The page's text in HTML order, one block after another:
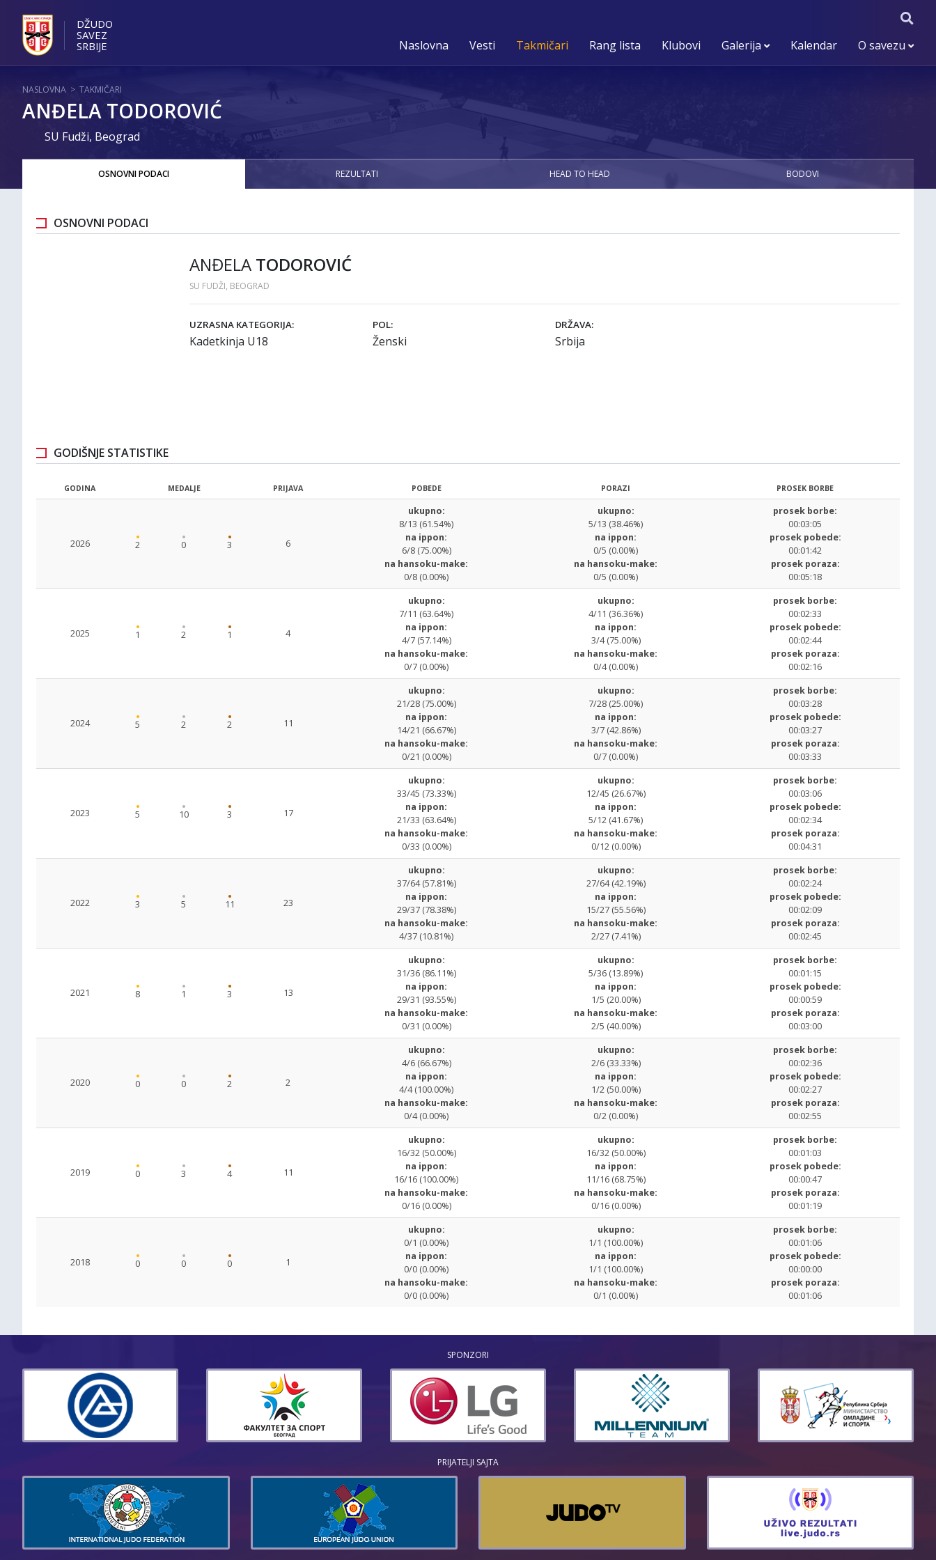
DŽUDO
SAVEZ
SRBIJE
Naslovna Vesti Takmičari Rang lista Klubovi Galerija Kalendar O savezu
NASLOVNA > TAKMIČARI
ANĐELA TODOROVIĆ
SU Fudži, Beograd
OSNOVNI PODACI REZULTATI HEAD TO HEAD BODOVI
OSNOVNI PODACI
ANĐELA TODOROVIĆ
SU FUDŽI, BEOGRAD
UZRASNA KATEGORIJA:
Kadetkinja U18
POL:
Ženski
DRŽAVA:
Srbija
GODIŠNJE STATISTIKE
GODINA MEDALJE PRIJAVA POBEDE PORAZI PROSEK BORBE
2026 2 0 3 6
ukupno:
8/13 (61.54%)
na ippon:
6/8 (75.00%)
na hansoku-make:
0/8 (0.00%)
ukupno:
5/13 (38.46%)
na ippon:
0/5 (0.00%)
na hansoku-make:
0/5 (0.00%)
prosek borbe:
00:03:05
prosek pobede:
00:01:42
prosek poraza:
00:05:18
2025 1 2 1 4
ukupno:
7/11 (63.64%)
na ippon:
4/7 (57.14%)
na hansoku-make:
0/7 (0.00%)
ukupno:
4/11 (36.36%)
na ippon:
3/4 (75.00%)
na hansoku-make:
0/4 (0.00%)
prosek borbe:
00:02:33
prosek pobede:
00:02:44
prosek poraza:
00:02:16
2024 5 2 2 11
ukupno:
21/28 (75.00%)
na ippon:
14/21 (66.67%)
na hansoku-make:
0/21 (0.00%)
ukupno:
7/28 (25.00%)
na ippon:
3/7 (42.86%)
na hansoku-make:
0/7 (0.00%)
prosek borbe:
00:03:28
prosek pobede:
00:03:27
prosek poraza:
00:03:33
2023 5 10 3 17
ukupno:
33/45 (73.33%)
na ippon:
21/33 (63.64%)
na hansoku-make:
0/33 (0.00%)
ukupno:
12/45 (26.67%)
na ippon:
5/12 (41.67%)
na hansoku-make:
0/12 (0.00%)
prosek borbe:
00:03:06
prosek pobede:
00:02:34
prosek poraza:
00:04:31
2022 3 5 11 23
ukupno:
37/64 (57.81%)
na ippon:
29/37 (78.38%)
na hansoku-make:
4/37 (10.81%)
ukupno:
27/64 (42.19%)
na ippon:
15/27 (55.56%)
na hansoku-make:
2/27 (7.41%)
prosek borbe:
00:02:24
prosek pobede:
00:02:09
prosek poraza:
00:02:45
2021 8 1 3 13
ukupno:
31/36 (86.11%)
na ippon:
29/31 (93.55%)
na hansoku-make:
0/31 (0.00%)
ukupno:
5/36 (13.89%)
na ippon:
1/5 (20.00%)
na hansoku-make:
2/5 (40.00%)
prosek borbe:
00:01:15
prosek pobede:
00:00:59
prosek poraza:
00:03:00
2020 0 0 2 2
ukupno:
4/6 (66.67%)
na ippon:
4/4 (100.00%)
na hansoku-make:
0/4 (0.00%)
ukupno:
2/6 (33.33%)
na ippon:
1/2 (50.00%)
na hansoku-make:
0/2 (0.00%)
prosek borbe:
00:02:36
prosek pobede:
00:02:27
prosek poraza:
00:02:55
2019 0 3 4 11
ukupno:
16/32 (50.00%)
na ippon:
16/16 (100.00%)
na hansoku-make:
0/16 (0.00%)
ukupno:
16/32 (50.00%)
na ippon:
11/16 (68.75%)
na hansoku-make:
0/16 (0.00%)
prosek borbe:
00:01:03
prosek pobede:
00:00:47
prosek poraza:
00:01:19
2018 0 0 0 1
ukupno:
0/1 (0.00%)
na ippon:
0/0 (0.00%)
na hansoku-make:
0/0 (0.00%)
ukupno:
1/1 (100.00%)
na ippon:
1/1 (100.00%)
na hansoku-make:
0/1 (0.00%)
prosek borbe:
00:01:06
prosek pobede:
00:00:00
prosek poraza:
00:01:06
SPONZORI
PRIJATELJI SAJTA